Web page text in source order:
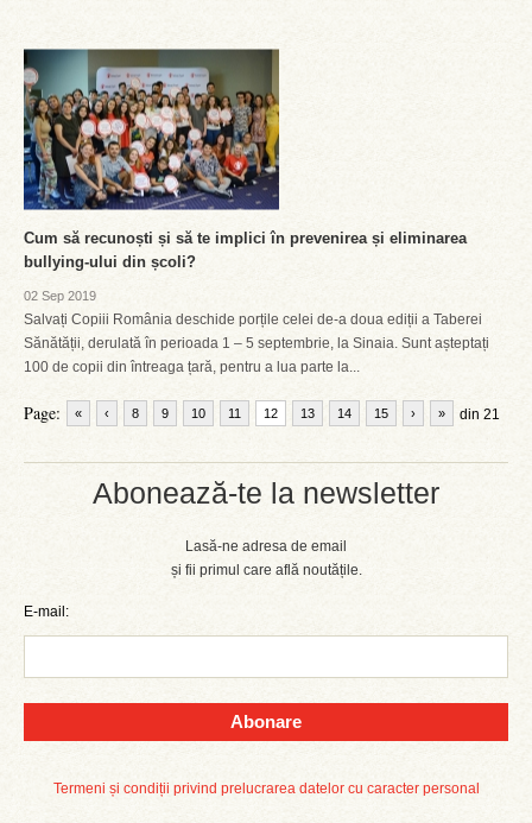
Abonează-te la newsletter
Lasă-ne adresa de email
și fii primul care află noutățile.
E-mail:
Abonare
Termeni și condiții privind prelucrarea datelor cu caracter personal
Cum să recunoști și să te implici în prevenirea și eliminarea
bullying-ului din școli?
02 Sep 2019
Salvați Copiii România deschide porțile celei de-a doua ediții a Taberei
Sănătății, derulată în perioada 1 – 5 septembrie, la Sinaia. Sunt așteptați
100 de copii din întreaga țară, pentru a lua parte la...
Page: « ‹ 8 9 10 11 12 13 14 15 din 21
› »